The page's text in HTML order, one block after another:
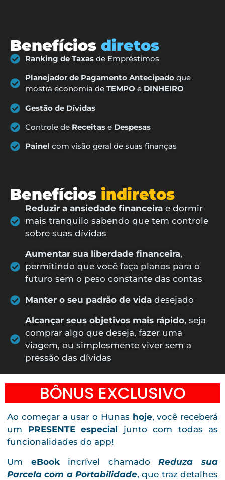
Benefícios diretos
Ranking de Taxas de Empréstimos
Planejador de Pagamento Antecipado que
mostra economia de TEMPO e DINHEIRO
Gestão de Dívidas
Controle de Receitas e Despesas
Painel com visão geral de suas finanças
Benefícios indiretos
Reduzir a ansiedade financeira e dormir
mais tranquilo sabendo que tem controle
sobre suas dívidas
Aumentar sua liberdade financeira,
permitindo que você faça planos para o
futuro sem o peso constante das contas
Manter o seu padrão de vida desejado
Alcançar seus objetivos mais rápido, seja
comprar algo que deseja, fazer uma
viagem, ou simplesmente viver sem a
pressão das dívidas
BÔNUS EXCLUSIVO
Ao começar a usar o Hunas hoje, você receberá
um PRESENTE especial junto com todas as
funcionalidades do app!
Um eBookincrível chamadoReduza sua
Parcela com a Portabilidade, que traz detalhes